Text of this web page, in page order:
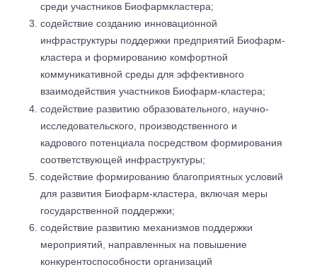
среди участников Биофармкластера;
содействие созданию инновационной
инфраструктуры поддержки предприятий Биофарм-
кластера и формированию комфортной
коммуникативной среды для эффективного
взаимодействия участников Биофарм-кластера;
содействие развитию образовательного, научно-
исследовательского, производственного и
кадрового потенциала посредством формирования
соответствующей инфраструктуры;
содействие формированию благоприятных условий
для развития Биофарм-кластера, включая меры
государственной поддержки;
содействие развитию механизмов поддержки
мероприятий, направленных на повышение
конкурентоспособности организаций